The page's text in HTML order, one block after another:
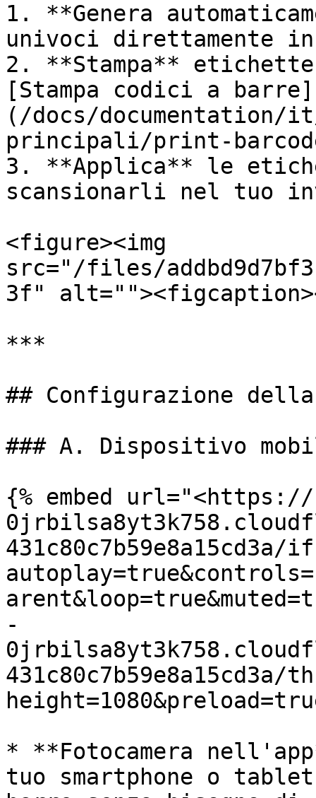
1. **Genera
univoci direttamente in
2. **Stampa**
[Stampa codici a barre]
(/docs/
principali/print-
3. **Applica** le
scansionarli nel tuo
<figure><img
src="/files/
3f"
***
## Configurazione
### A. Dispositivo
{% embed url="<https://
431c80c7b59e8a15cd3a/
-
* **Fotocamera
tuo smartphone o